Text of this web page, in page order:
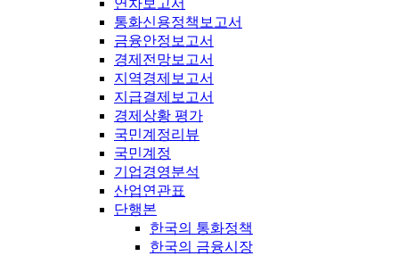
연차보고서
통화신용정책보고서
금융안정보고서
경제전망보고서
지역경제보고서
지급결제보고서
경제상황 평가
국민계정리뷰
국민계정
기업경영분석
산업연관표
단행본
한국의 통화정책
한국의 금융시장